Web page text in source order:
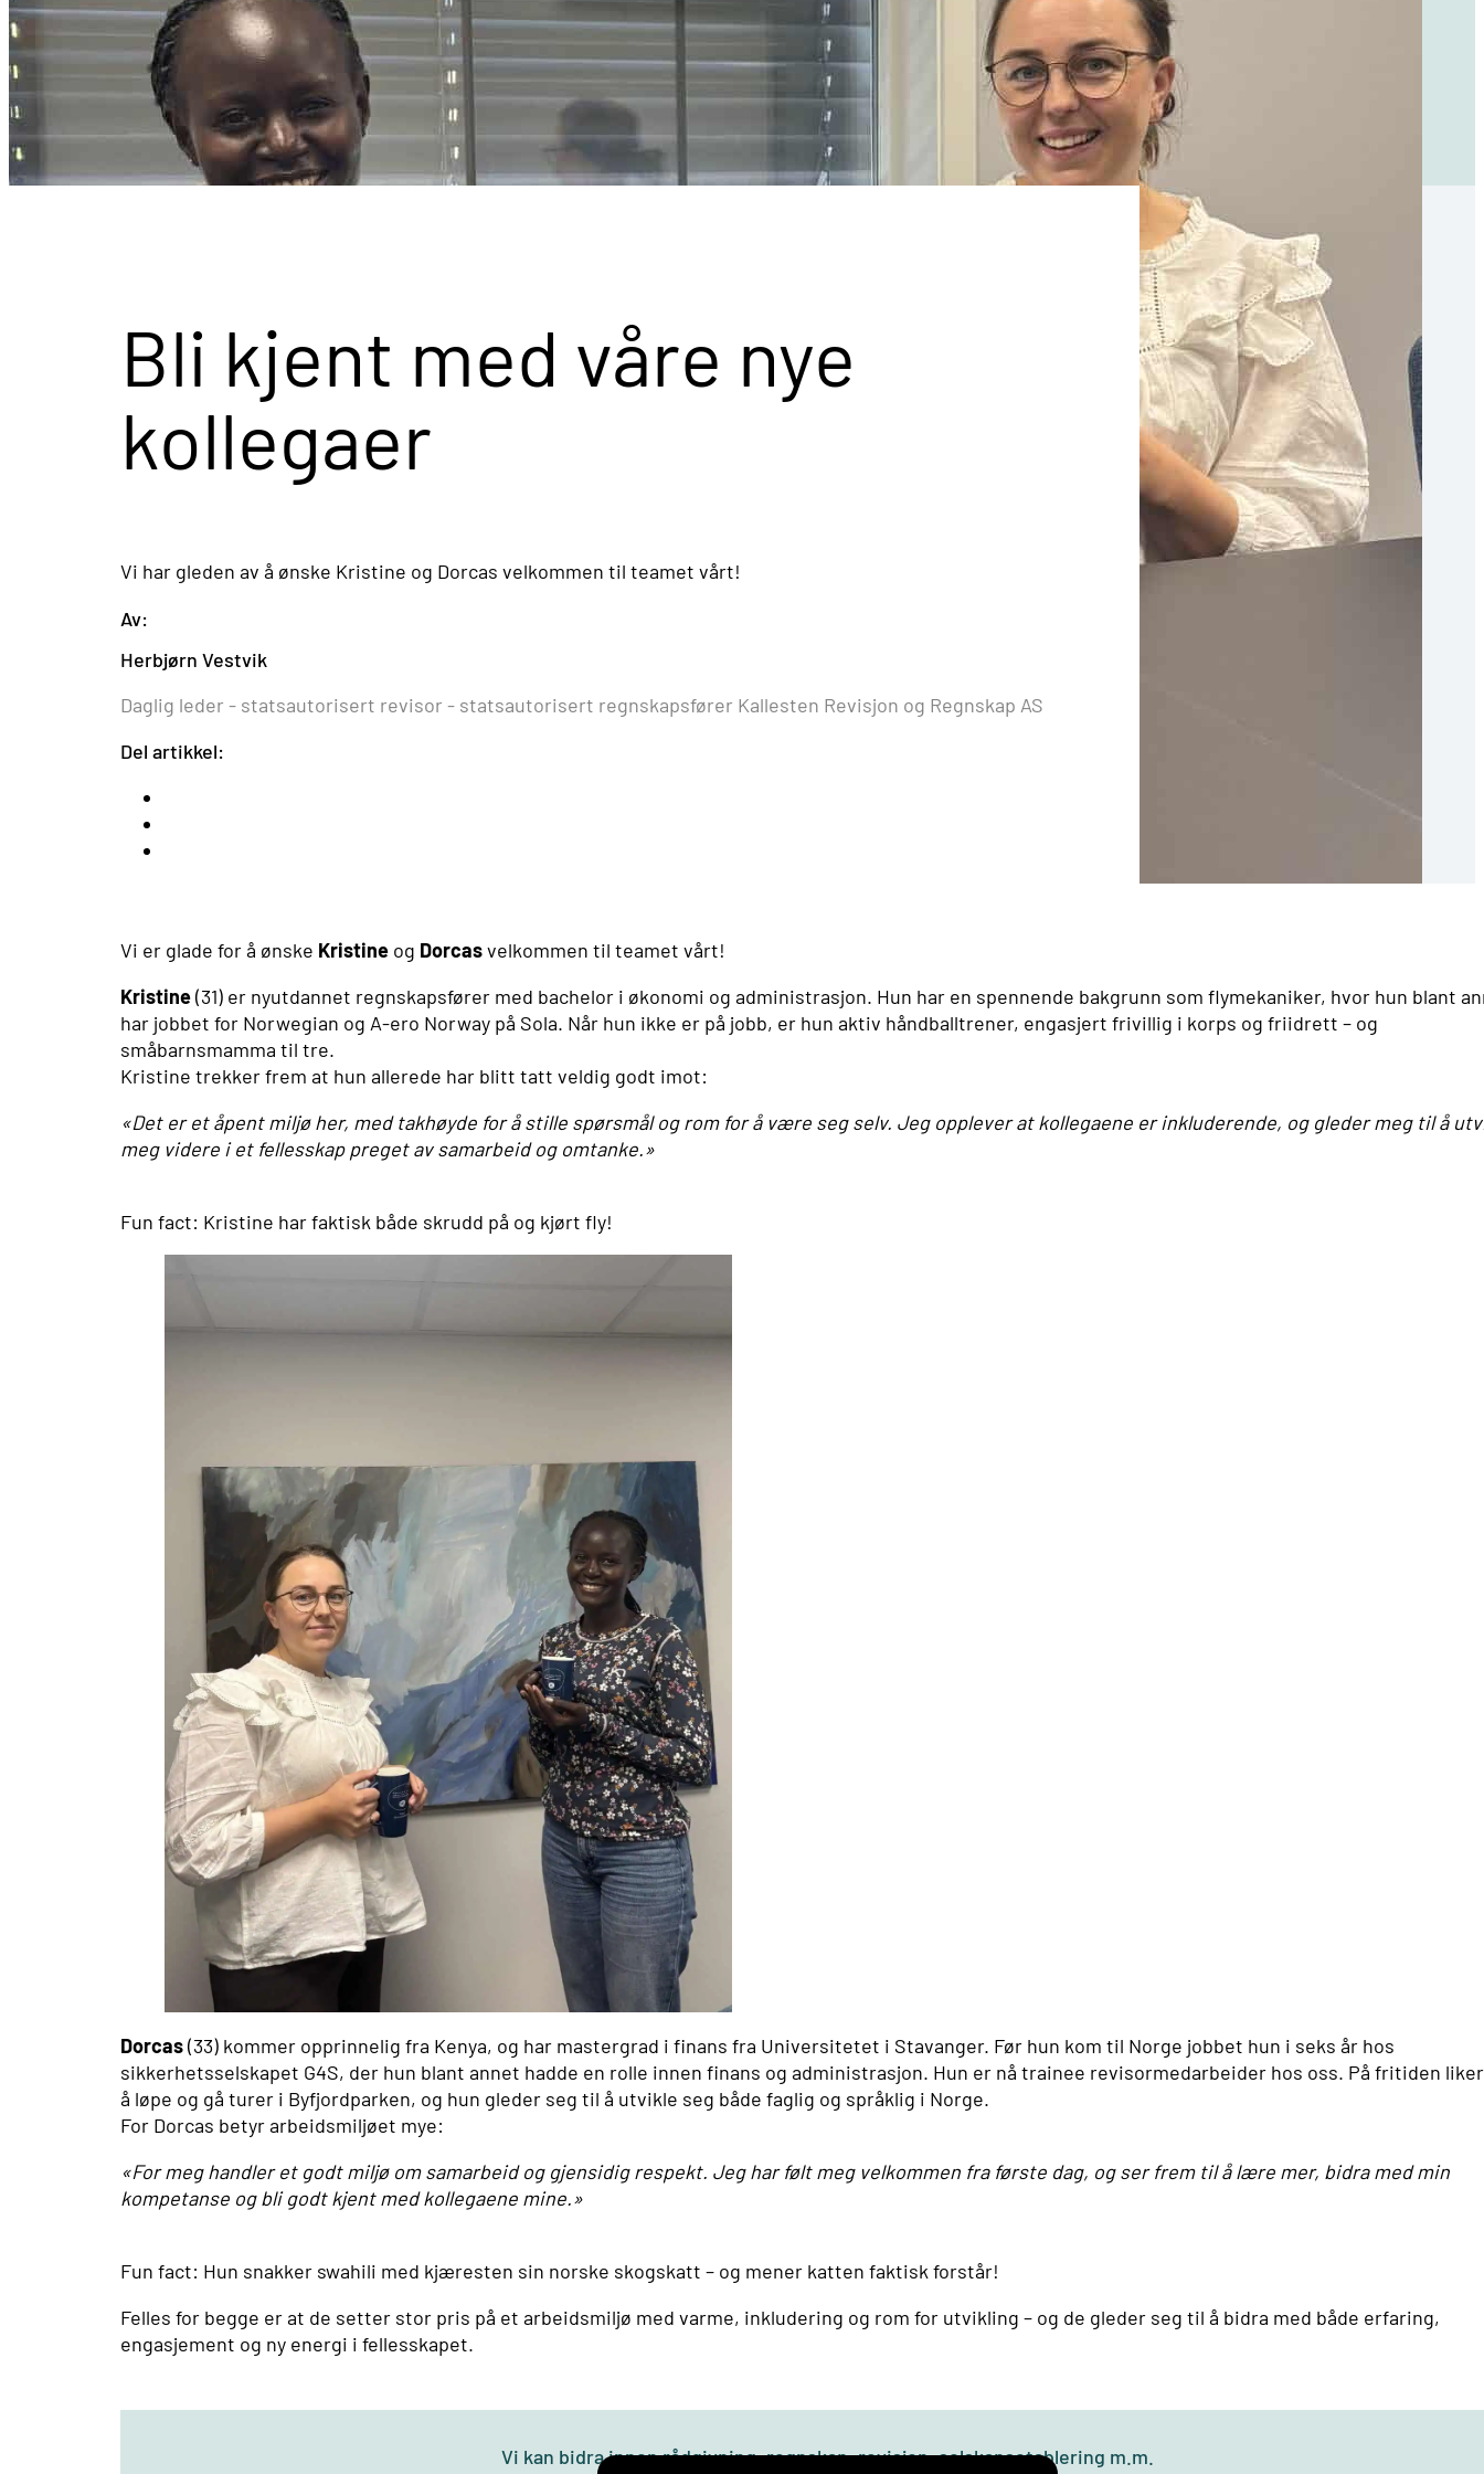
Bli kjent med våre nye
kollegaer
Vi har gleden av å ønske Kristine og Dorcas velkommen til teamet vårt!
Av:
Herbjørn Vestvik
Daglig leder - statsautorisert revisor - statsautorisert regnskapsfører Kallesten Revisjon og Regnskap AS
Del artikkel:
Vi er glade for å ønske Kristine og Dorcasvelkommen til teamet vårt!
Kristine(31) er nyutdannet regnskapsfører med bachelor i økonomi og administrasjon. Hun har en spennende bakgrunn som flymekaniker, hvor hun blant
har jobbet for Norwegian og A-ero Norway på Sola. Når hun ikke er på jobb, er hun aktiv håndballtrener, engasjert frivillig i korps og friidrett – og
småbarnsmamma til tre.
Kristine trekker frem at hun allerede har blitt tatt veldig godt imot:
«Det er et åpent miljø her, med takhøyde for å stille spørsmål og rom for å være seg selv. Jeg opplever at kollegaene er inkluderende, og gleder meg til å
meg videre i et fellesskap preget av samarbeid og omtanke.»
Fun fact: Kristine har faktisk både skrudd på og kjørt fly!
Dorcas(33) kommer opprinnelig fra Kenya, og har mastergrad i finans fra Universitetet i Stavanger. Før hun kom til Norge jobbet hun i seks år hos
sikkerhetsselskapet G4S, der hun blant annet hadde en rolle innen finans og administrasjon. Hun er nå trainee revisormedarbeider hos oss. På fritiden
å løpe og gå turer i Byfjordparken, og hun gleder seg til å utvikle seg både faglig og språklig i Norge.
For Dorcas betyr arbeidsmiljøet mye:
«For meg handler et godt miljø om samarbeid og gjensidig respekt. Jeg har følt meg velkommen fra første dag, og ser frem til å lære mer, bidra med min
kompetanse og bli godt kjent med kollegaene mine.»
Fun fact: Hun snakker swahili med kjæresten sin norske skogskatt – og mener katten faktisk forstår!
Felles for begge er at de setter stor pris på et arbeidsmiljø med varme, inkludering og rom for utvikling – og de gleder seg til å bidra med både erfaring,
engasjement og ny energi i fellesskapet.
Vi kan bidra innen rådgivning, regnskap, revisjon, selskapsetablering m.m.